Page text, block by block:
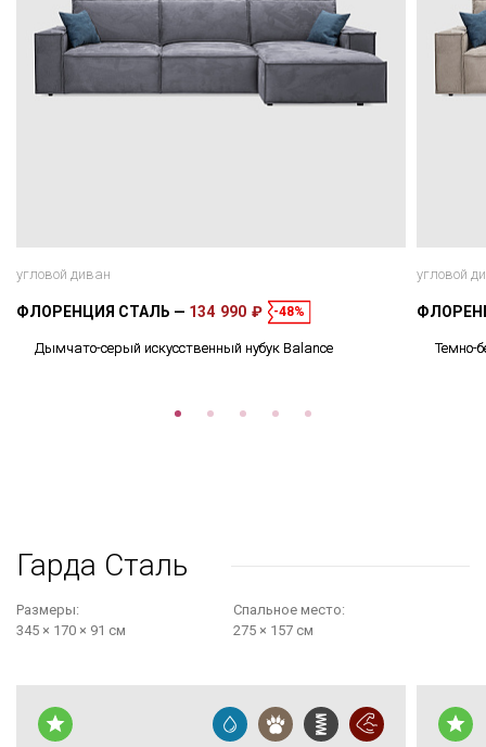
угловой диван
ФЛОРЕНЦИЯ СТАЛЬ 134 990 ₽ -48%
Дымчато-серый искусственный нубук Balance
угловой
Темно-
Гарда Сталь
Размеры:
345 × 170 × 91 см
Cпальное место:
275 × 157 см